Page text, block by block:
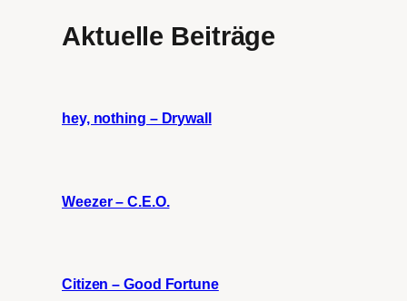
Aktuelle Beiträge
hey, nothing – Drywall
Weezer – C.E.O.
Citizen – Good Fortune